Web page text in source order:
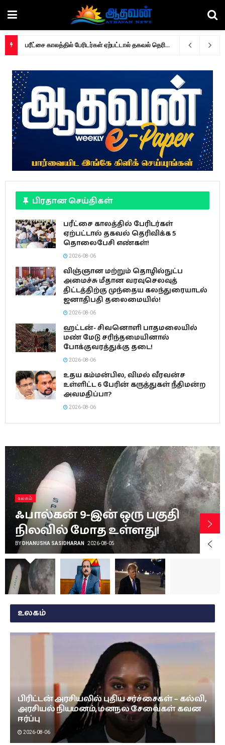
விஞ்ஞான மற்றும் தொழில்நுட்ப அமைச்சு மீதான வரவுசெலவுத் திட்டத்திற்கு முந்தைய கலந்துரையாடல் ஜனாதிபதி தலைமையில்!
பிரதான செய்திகள்
பரீட்சை காலத்தில் பேரிடர்கள்
ஏற்பட்டால் தகவல் தெரிவிக்க 5
தொலைபேசி எண்கள்!
2026-08-06
விஞ்ஞான மற்றும் தொழில்நுட்ப
அமைச்சு மீதான வரவுசெலவுத்
திட்டத்திற்கு முந்தைய கலந்துரையாடல்
ஜனாதிபதி தலைமையில்!
2026-08-06
ஹட்டன்- சிவனொளி பாதமலையில்
மண் மேடு சரிந்தமையினால்
போக்குவரத்துக்கு தடை!
2026-08-06
உதய கம்மன்பில, விமல் வீரவன்ச
உள்ளிட்ட 6 பேரின் கருத்துகள் நீதிமன்ற
அவமதிப்பா?
2026-08-06
5 ஆண்டுகளில்
முப்படையிலிருந்து 34
ஆயிரத்துக்கும் மேற்பட்டோர்
வெளியேற்றம்!
BY JEYARAM ANOJAN 2026-08-05
உலகம்
பிரிட்டன் அரசியலில் புதிய சர்ச்சைகள் – கல்வி,
அரசியல் நியமனம், மனநல சேவைகள் கவன
ஈர்ப்பு
2026-08-06